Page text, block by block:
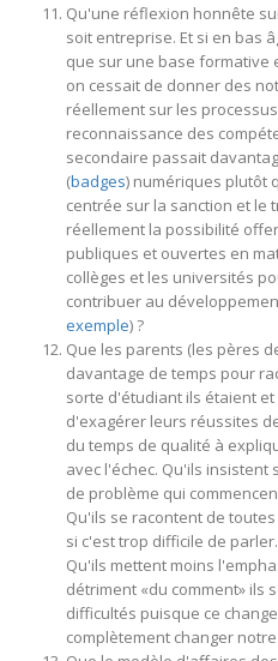
Qu'une réflexion honnête
soit entreprise. Et si en bas
que sur une base formative
on cessait de donner des
réellement sur les
reconnaissance des
secondaire passait
(badges) numériques plutôt
centrée sur la sanction et le
réellement la possibilité
publiques et ouvertes en
collèges et les universités
contribuer au
exemple) ?
Que les parents (les pères
davantage de temps pour
sorte d'étudiant ils étaient
d'exagérer leurs réussites
du temps de qualité à
avec l'échec. Qu'ils
de problème qui
Qu'ils se racontent de
si c'est trop difficile de
Qu'ils mettent moins
détriment «du comment» ils
difficultés puisque ce
complètement changer